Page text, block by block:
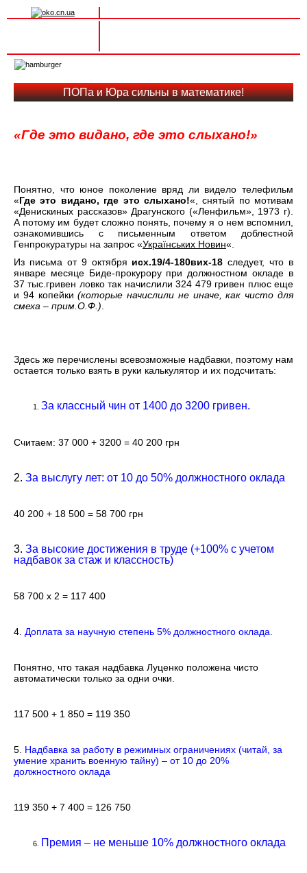
navigation
ПОПа и Юра сильны в математике!
«Где это видано, где это слыхано!»
Понятно, что юное поколение вряд ли видело телефильм
«Где это видано, где это слыхано!«, снятый по мотивам
«Денискиных рассказов» Драгунского («Ленфильм», 1973 г).
А потому им будет сложно понять, почему я о нем вспомнил,
ознакомившись с письменным ответом доблестной
Генпрокуратуры на запрос «Українських Новин«.
Из письма от 9 октября исх.19/4-180вих-18 следует, что в
январе месяце Биде-прокурору при должностном окладе в
37 тыс.гривен ловко так начислили 324 479 гривен плюс еще
и 94 копейки(которые начислили не иначе, как чисто для
смеха – прим.О.Ф.).
Здесь же перечислены всевозможные надбавки, поэтому нам
остается только взять в руки калькулятор и их подсчитать:
За классный чин от 1400 до 3200 гривен.
Считаем: 37 000 + 3200 = 40 200 грн
2. За выслугу лет: от 10 до 50% должностного оклада
40 200 + 18 500 = 58 700 грн
3. За высокие достижения в труде (+100% с учетом
надбавок за стаж и классность)
58 700 х 2 = 117 400
4. Доплата за научную степень 5% должностного оклада.
Понятно, что такая надбавка Луценко положена чисто
автоматически только за одни очки.
117 500 + 1 850 = 119 350
5. Надбавка за работу в режимных ограничениях (читай, за
умение хранить военную тайну) – от 10 до 20%
должностного оклада
119 350 + 7 400 = 126 750
Премия – не меньше 10% должностного оклада